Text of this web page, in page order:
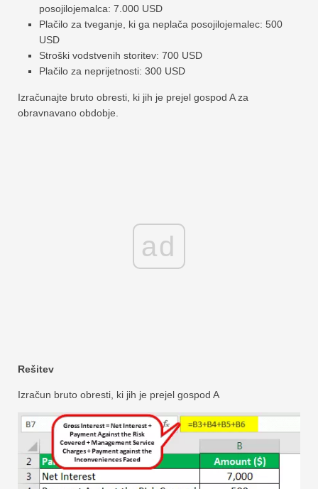
posojilojemalca: 7.000 USD
Plačilo za tveganje, ki ga neplača posojilojemalec: 500
USD
Stroški vodstvenih storitev: 700 USD
Plačilo za neprijetnosti: 300 USD
Izračunajte bruto obresti, ki jih je prejel gospod A za
obravnavano obdobje.
ad
Rešitev
Izračun bruto obresti, ki jih je prejel gospod A